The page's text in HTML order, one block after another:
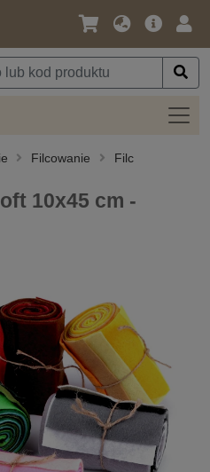
Język
Waluta
Oferta
Filcowanie Filc
10x45 cm -